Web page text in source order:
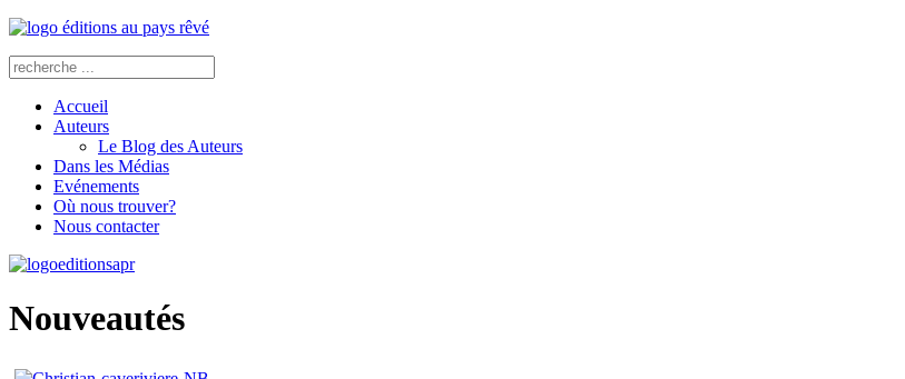
Accueil
Auteurs
Le Blog des Auteurs
Dans les Médias
Evénements
Où nous trouver?
Nous contacter
Nouveautés